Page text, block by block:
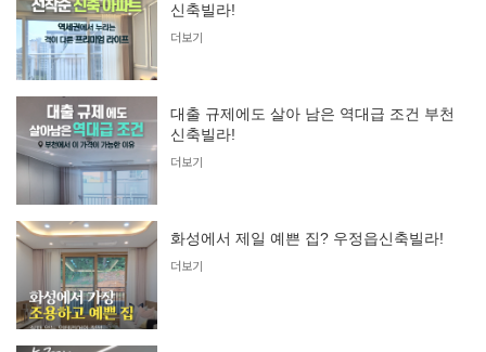
신축빌라!
더보기
대출 규제에도 살아 남은 역대급 조건 부천
신축빌라!
더보기
화성에서 제일 예쁜 집? 우정읍신축빌라!
더보기